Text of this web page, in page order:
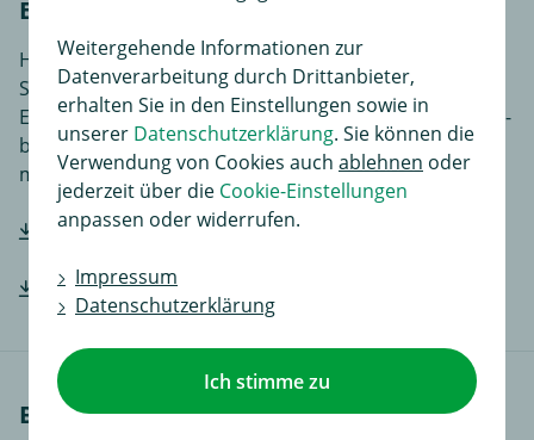
Einbauanleitungen
Hier finden Sie Einbauanleitungen in verschiedenen
Sprachen, je nach Artikel noch ergänzende
Einbauhilfen und zusätzliches Bildmaterial das den Ein-
bzw. Anbau des Produktes für Sie noch einfacher
macht.
Hersteller-Einbauanleitung downloaden
Hersteller-Einbauanleitung downloaden
Bewertungen
Weitergehende Informationen zur
Datenverarbeitung durch Drittanbieter,
erhalten Sie in den Einstellungen sowie in
unserer Datenschutzerklärung. Sie können die
Verwendung von Cookies auch ablehnen oder
jederzeit über die Cookie-Einstellungen
anpassen oder widerrufen.
Impressum
Datenschutzerklärung
Ich stimme zu